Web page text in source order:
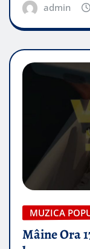
admin
MUZICA
Mâine Ora